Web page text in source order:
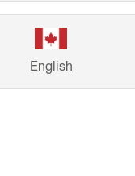
to detail
English